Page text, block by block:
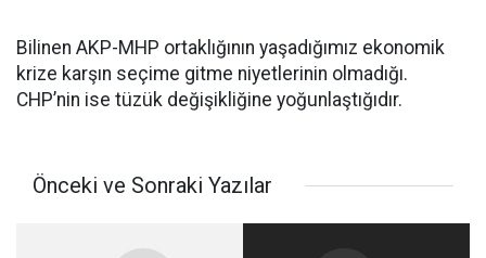
Bilinen AKP-MHP ortaklığının yaşadığımız ekonomik
krize karşın seçime gitme niyetlerinin olmadığı.
CHP’nin ise tüzük değişikliğine yoğunlaştığıdır.
Önceki ve Sonraki Yazılar